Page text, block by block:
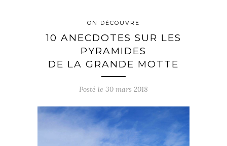
ON DÉCOUVRE
10 ANECDOTES SUR LES
PYRAMIDES
DE LA GRANDE MOTTE
Posté le 30 mars 2018